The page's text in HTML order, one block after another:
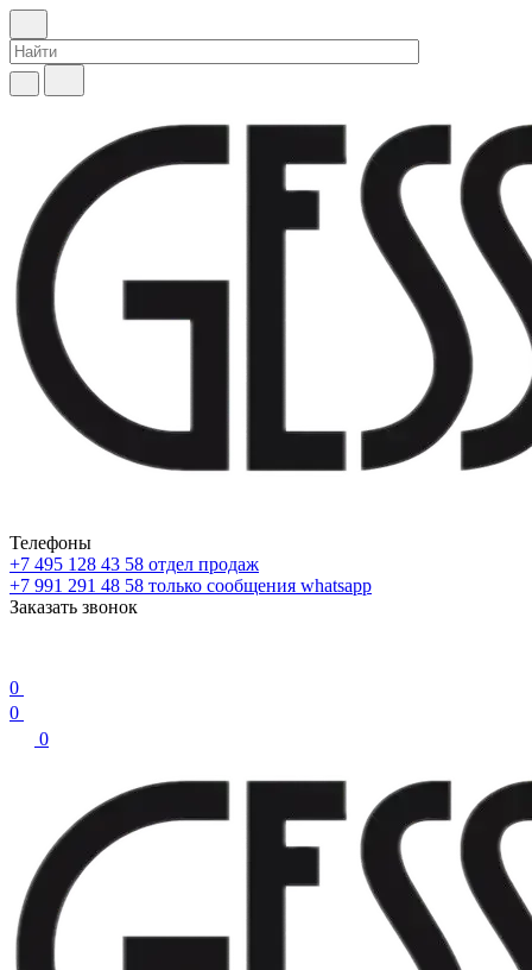
Телефоны
+7 495 128 43 58 отдел продаж
+7 991 291 48 58 только сообщения whatsapp
Заказать звонок
0
0
0